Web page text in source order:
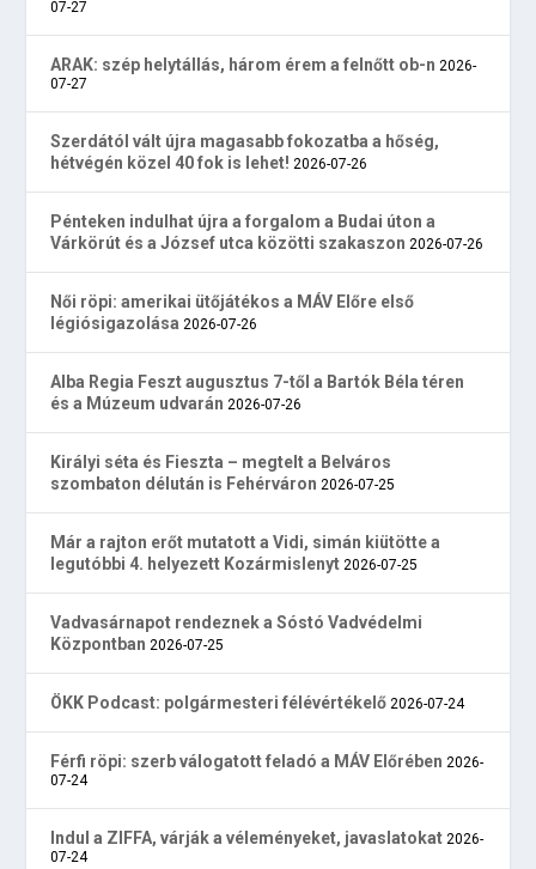
07-27
ARAK: szép helytállás, három érem a felnőtt ob-n 2026-
07-27
Szerdától vált újra magasabb fokozatba a hőség,
hétvégén közel 40 fok is lehet! 2026-07-26
Pénteken indulhat újra a forgalom a Budai úton a
Várkörút és a József utca közötti szakaszon 2026-07-26
Női röpi: amerikai ütőjátékos a MÁV Előre első
légiósigazolása 2026-07-26
Alba Regia Feszt augusztus 7-től a Bartók Béla téren
és a Múzeum udvarán 2026-07-26
Királyi séta és Fieszta – megtelt a Belváros
szombaton délután is Fehérváron 2026-07-25
Már a rajton erőt mutatott a Vidi, simán kiütötte a
legutóbbi 4. helyezett Kozármislenyt 2026-07-25
Vadvasárnapot rendeznek a Sóstó Vadvédelmi
Központban 2026-07-25
ÖKK Podcast: polgármesteri félévértékelő 2026-07-24
Férfi röpi: szerb válogatott feladó a MÁV Előrében 2026-
07-24
Indul a ZIFFA, várják a véleményeket, javaslatokat 2026-
07-24